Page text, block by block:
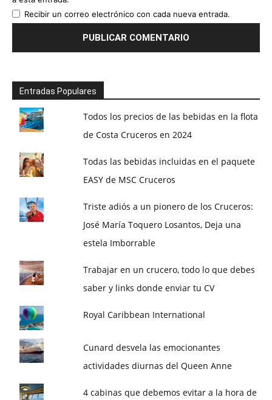
Recibir un correo electrónico con cada nueva entrada.
Entradas Populares
Todos los precios de las bebidas en la flota
de Costa Cruceros en 2024
Todas las bebidas incluidas en el paquete
EASY de MSC Cruceros
Triste adiós a un pionero de los Cruceros:
José María Toquero Losantos, Deja una
estela Imborrable
Trabajar en un crucero, todo lo que debes
saber y links donde enviar tu CV
Royal Caribbean International
Cunard desvela las emocionantes
actividades diurnas del Queen Anne
4 cabinas que debemos evitar a la hora de